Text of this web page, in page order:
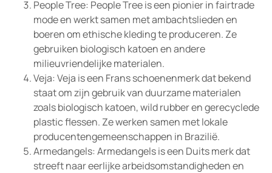
People Tree: People Tree is een pionier in fairtrade
mode en werkt samen met ambachtslieden en
boeren om ethische kleding te produceren. Ze
gebruiken biologisch katoen en andere
milieuvriendelijke materialen.
Veja: Veja is een Frans schoenenmerk dat bekend
staat om zijn gebruik van duurzame materialen
zoals biologisch katoen, wild rubber en gerecyclede
plastic flessen. Ze werken samen met lokale
producentengemeenschappen in Brazilië.
Armedangels: Armedangels is een Duits merk dat
streeft naar eerlijke arbeidsomstandigheden en